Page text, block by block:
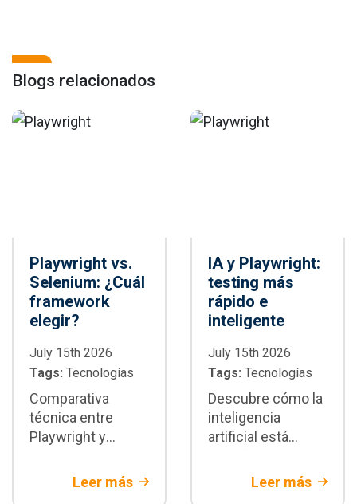
Blogs relacionados
Playwright vs.
Selenium: ¿Cuál
framework
elegir?
July 15th 2026
Tags: Tecnologías
Comparativa
técnica entre
Playwright y
diferenciasLeer más
IA y Playwright:
testing más
rápido e
inteligente
July 15th 2026
Tags: Tecnologías
Descubre cómo la
inteligencia
artificial está
automatización de
Leer más